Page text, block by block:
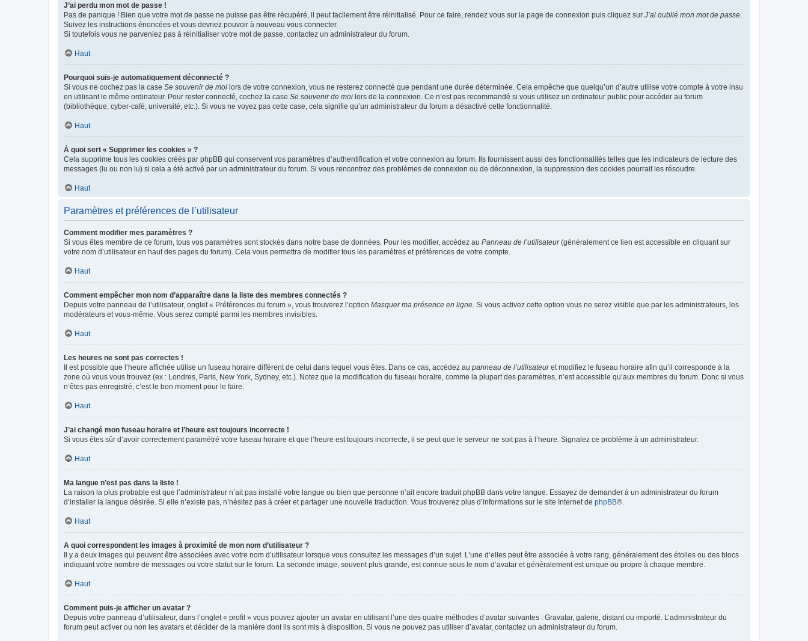
J’ai perdu mon mot de passe !
Pas de panique ! Bien que votre mot de passe ne puisse pas être récupéré, il peut facilement être réinitialisé. Pour ce faire, rendez vous sur la page de connexion puis cliquez sur J’ai oublié mon mot de passe
Suivez les instructions énoncées et vous devriez pouvoir à nouveau vous connecter.
Si toutefois vous ne parveniez pas à réinitialiser votre mot de passe, contactez un administrateur du forum.
Haut
Pourquoi suis-je automatiquement déconnecté ?
Si vous ne cochez pas la case Se souvenir de moi lors de votre connexion, vous ne resterez connecté que pendant une durée déterminée. Cela empêche que quelqu’un d’autre utilise votre compte à votre insu
en utilisant le même ordinateur. Pour rester connecté, cochez la case Se souvenir de moi lors de la connexion. Ce n’est pas recommandé si vous utilisez un ordinateur public pour accéder au forum
(bibliothèque, cyber-café, université, etc.). Si vous ne voyez pas cette case, cela signifie qu’un administrateur du forum a désactivé cette fonctionnalité.
Haut
À quoi sert « Supprimer les cookies » ?
Cela supprime tous les cookies créés par phpBB qui conservent vos paramètres d’authentification et votre connexion au forum. Ils fournissent aussi des fonctionnalités telles que les indicateurs de lecture des
messages (lu ou non lu) si cela a été activé par un administrateur du forum. Si vous rencontrez des problèmes de connexion ou de déconnexion, la suppression des cookies pourrait les résoudre.
Haut
Paramètres et préférences de l’utilisateur
Comment modifier mes paramètres ?
Si vous êtes membre de ce forum, tous vos paramètres sont stockés dans notre base de données. Pour les modifier, accédez au Panneau de l’utilisateur(généralement ce lien est accessible en cliquant sur
votre nom d’utilisateur en haut des pages du forum). Cela vous permettra de modifier tous les paramètres et préférences de votre compte.
Haut
Comment empêcher mon nom d’apparaître dans la liste des membres connectés ?
Depuis votre panneau de l’utilisateur, onglet « Préférences du forum », vous trouverez l’option Masquer ma présence en ligne . Si vous activez cette option vous ne serez visible que par les administrateurs, les
modérateurs et vous-même. Vous serez compté parmi les membres invisibles.
Haut
Les heures ne sont pas correctes !
Il est possible que l’heure affichée utilise un fuseau horaire différent de celui dans lequel vous êtes. Dans ce cas, accédez au panneau de l’utilisateuret modifiez le fuseau horaire afin qu’il corresponde à la
zone où vous vous trouvez (ex : Londres, Paris, New York, Sydney, etc.). Notez que la modification du fuseau horaire, comme la plupart des paramètres, n’est accessible qu’aux membres du forum. Donc si vous
n’êtes pas enregistré, c’est le bon moment pour le faire.
Haut
J’ai changé mon fuseau horaire et l’heure est toujours incorrecte !
Si vous êtes sûr d’avoir correctement paramétré votre fuseau horaire et que l’heure est toujours incorrecte, il se peut que le serveur ne soit pas à l’heure. Signalez ce problème à un administrateur.
Haut
Ma langue n’est pas dans la liste !
La raison la plus probable est que l’administrateur n’ait pas installé votre langue ou bien que personne n’ait encore traduit phpBB dans votre langue. Essayez de demander à un administrateur du forum
d’installer la langue désirée. Si elle n’existe pas, n’hésitez pas à créer et partager une nouvelle traduction. Vous trouverez plus d’informations sur le site Internet de phpBB®.
Haut
A quoi correspondent les images à proximité de mon nom d’utilisateur ?
Il y a deux images qui peuvent être associées avec votre nom d’utilisateur lorsque vous consultez les messages d’un sujet. L’une d’elles peut être associée à votre rang, généralement des étoiles ou des blocs
indiquant votre nombre de messages ou votre statut sur le forum. La seconde image, souvent plus grande, est connue sous le nom d’avatar et généralement est unique ou propre à chaque membre.
Haut
Comment puis-je afficher un avatar ?
Depuis votre panneau d’utilisateur, dans l’onglet « profil » vous pouvez ajouter un avatar en utilisant l’une des quatre méthodes d’avatar suivantes : Gravatar, galerie, distant ou importé. L’administrateur du
forum peut activer ou non les avatars et décider de la manière dont ils sont mis à disposition. Si vous ne pouvez pas utiliser d’avatar, contactez un administrateur du forum.